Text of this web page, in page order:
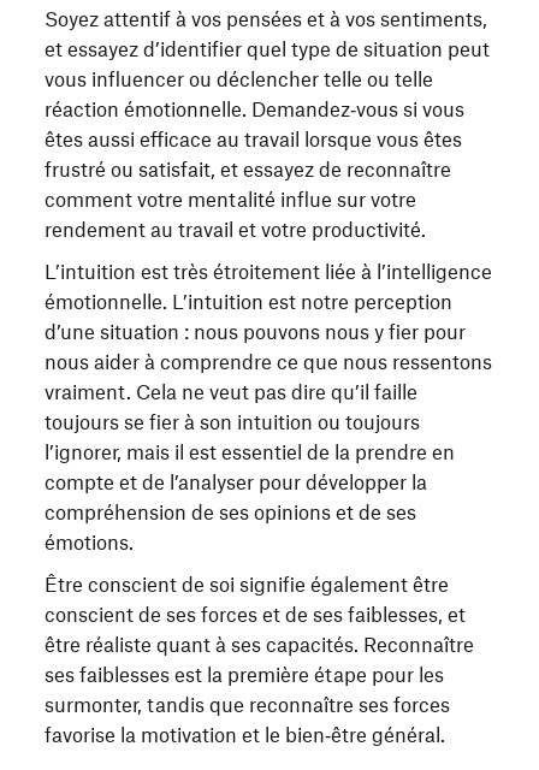
Soyez attentif à vos pensées et à vos sentiments,
et essayez d’identifier quel type de situation peut
vous influencer ou déclencher telle ou telle
réaction émotionnelle. Demandez‑vous si vous
êtes aussi efficace au travail lorsque vous êtes
frustré ou satisfait, et essayez de reconnaître
comment votre mentalité influe sur votre
rendement au travail et votre productivité.
L’intuition est très étroitement liée à l’intelligence
émotionnelle. L’intuition est notre perception
d’une situation : nous pouvons nous y fier pour
nous aider à comprendre ce que nous ressentons
vraiment. Cela ne veut pas dire qu’il faille
toujours se fier à son intuition ou toujours
l’ignorer, mais il est essentiel de la prendre en
compte et de l’analyser pour développer la
compréhension de ses opinions et de ses
émotions.
Être conscient de soi signifie également être
conscient de ses forces et de ses faiblesses, et
être réaliste quant à ses capacités. Reconnaître
ses faiblesses est la première étape pour les
surmonter, tandis que reconnaître ses forces
favorise la motivation et le bien‑être général.